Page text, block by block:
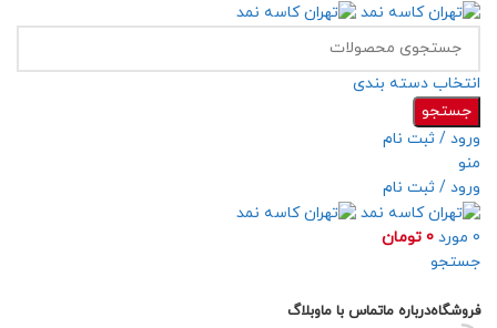
انتخاب دسته بندی
جستجو
ورود / ثبت نام
منو
ورود / ثبت نام
0 مورد 0 تومان
جستجو
فروشگاهدرباره ماتماس با ماوبلاگ